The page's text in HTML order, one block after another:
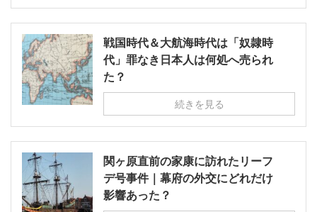
戦国時代＆大航海時代は「奴隷時
代」罪なき日本人は何処へ売られ
た？
続きを見る
関ヶ原直前の家康に訪れたリーフ
デ号事件｜幕府の外交にどれだけ
影響あった？